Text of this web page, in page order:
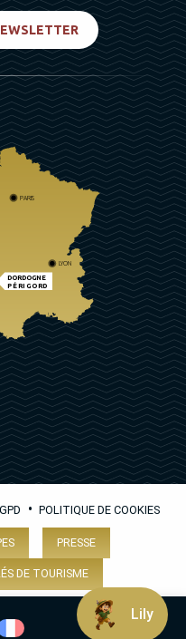
DORDOGNE
PÉRIGORD
PARIS
LYON
• POLITIQUE DE COOKIES
PRESSE
DE TOURISME
Lily